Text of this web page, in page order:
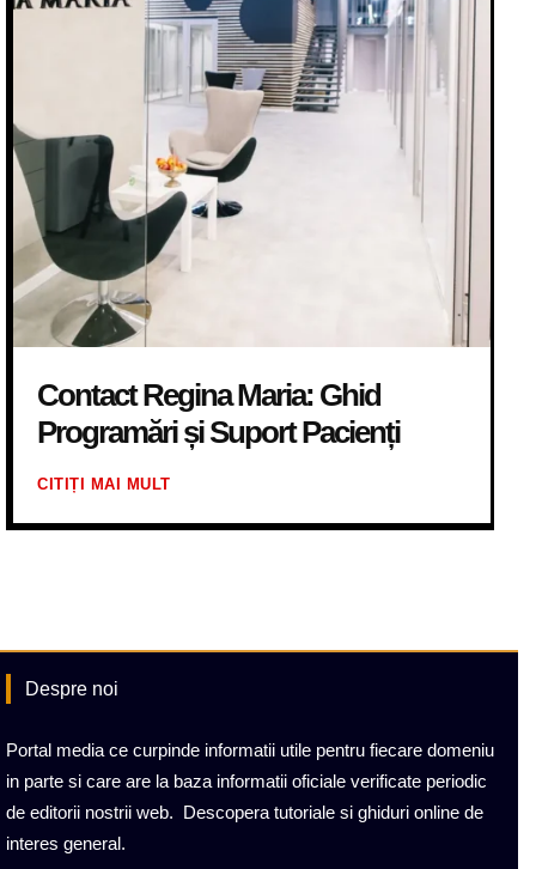
Contact Regina Maria: Ghid
Programări și Suport Pacienți
CITIȚI MAI MULT
Despre noi
Portal media ce curpinde informatii utile pentru fiecare domeniu
in parte si care are la baza informatii oficiale verificate periodic
de editorii nostrii web. Descopera tutoriale si ghiduri online de
interes general.